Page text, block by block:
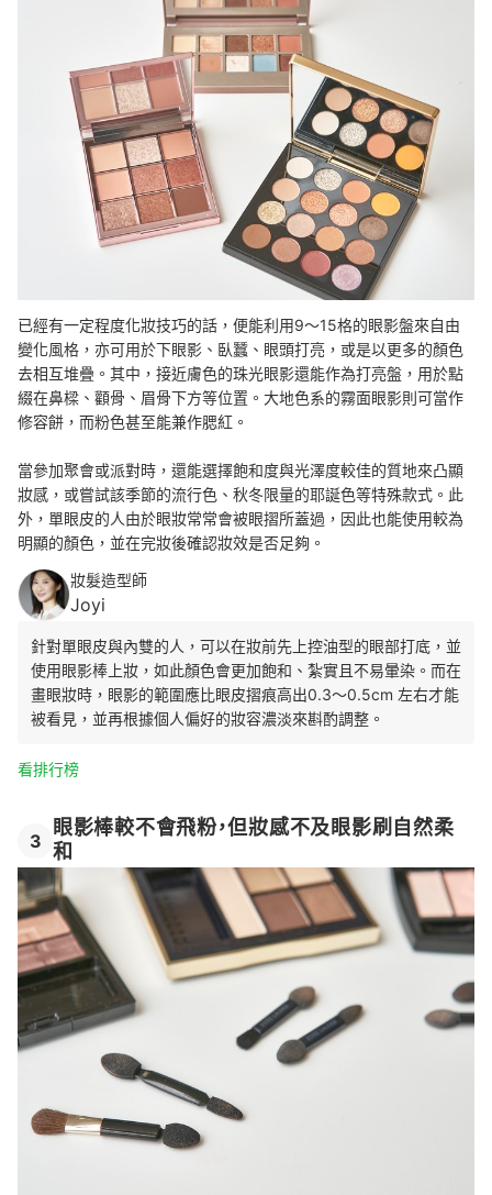
已經有一定程度化妝技巧的話，便能利用9～15格的眼影盤來自由
變化風格，亦可用於下眼影、臥蠶、眼頭打亮，或是以更多的顏色
去相互堆疊。其中，接近膚色的珠光眼影還能作為打亮盤，用於點
綴在鼻樑、顴骨、眉骨下方等位置。大地色系的霧面眼影則可當作
修容餅，而粉色甚至能兼作腮紅。
當參加聚會或派對時，還能選擇飽和度與光澤度較佳的質地來凸顯
妝感，或嘗試該季節的流行色、秋冬限量的耶誕色等特殊款式。此
外，單眼皮的人由於眼妝常常會被眼摺所蓋過，因此也能使用較為
明顯的顏色，並在完妝後確認妝效是否足夠。
妝髮造型師
Joyi
針對單眼皮與內雙的人，可以在妝前先上控油型的眼部打底，並
使用眼影棒上妝，如此顏色會更加飽和、紮實且不易暈染。而在
畫眼妝時，眼影的範圍應比眼皮摺痕高出0.3～0.5cm 左右才能
被看見，並再根據個人偏好的妝容濃淡來斟酌調整。
看排行榜
3
眼影棒較不會飛粉，但妝感不及眼影刷自然柔
和